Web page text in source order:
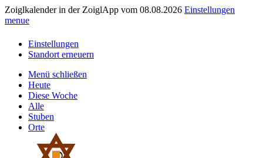
Zoiglkalender in der ZoiglApp vom 08.08.2026 Einstellungen
menue
Einstellungen
Standort erneuern
Menü schließen
Heute
Diese Woche
Alle
Stuben
Orte